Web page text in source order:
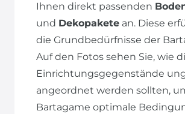
Ihnen direkt passenden
und Dekopakete an. Diese
die Grundbedürfnisse der
Auf den Fotos sehen Sie, wie
Einrichtungsgegenstände
angeordnet werden sollten,
Bartagame optimale